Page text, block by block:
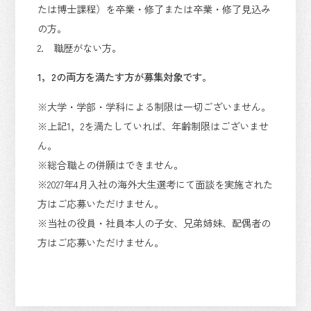
たは博士課程）を卒業・修了または卒業・修了見込み
の方。
2. 職歴がない方。
1，2の両方を満たす方が募集対象です。
※大学・学部・学科による制限は一切ございません。
※上記1，2を満たしていれば、年齢制限はございませ
ん。
※総合職との併願はできません。
※2027年4月入社の海外大生選考にて面談を実施された
方はご応募いただけません。
※当社の役員・社員本人の子女、兄弟姉妹、配偶者の
方はご応募いただけません。